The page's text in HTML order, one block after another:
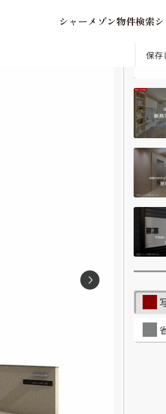
シ ャーメ ゾン物件検索シ
新着メール設定
通
シャーメゾンショップを探
シャーメゾンライフサポ
保存